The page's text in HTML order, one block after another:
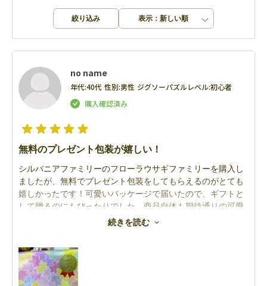
絞り込み 表示：新しい順
no name
年代:40代 性別:男性 ジグソーパズルレベル:初心者
無料のプレゼント包装が嬉しい！
シルバニアファミリーのフローラウサギファミリーを購入し
ましたが、無料でプレゼント包装をしてもらえるのがとても
嬉しかったです！可愛いパッケージで届いたので、ギフトと
して贈るのにもぴったりでした。商品自体も期待通りの可愛
さで、細部までしっかり作られていて大満足です。シルバニ
続きを読む